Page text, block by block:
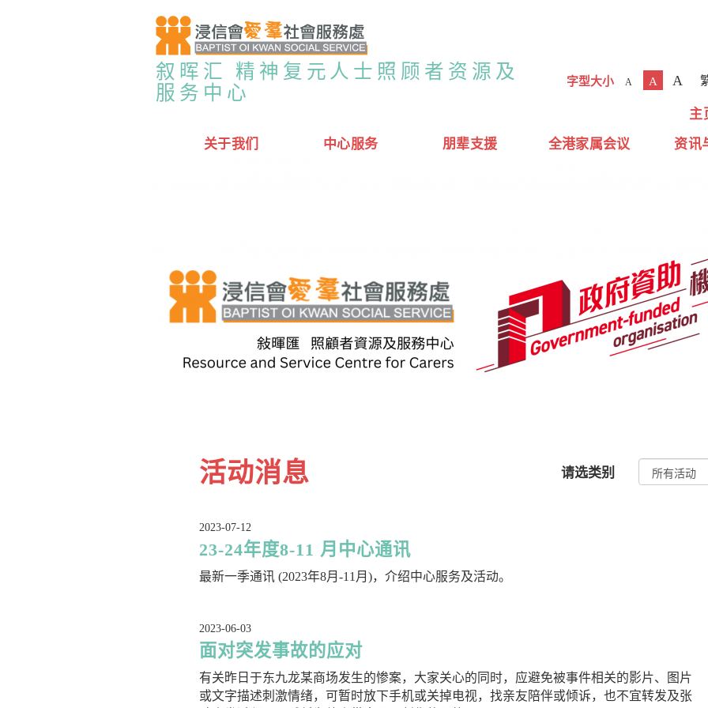
叙晖汇 精神复元人士照顾者资源及
服务中心
字型大小 A A A
主
关于我们 中心服务 朋辈支援 全港家属会议 资讯
活动消息 请选类别
2023-07-12
23-24年度8-11 月中心通讯
最新一季通讯 (2023年8月-11月)，介绍中心服务及活动。
2023-06-03
面对突发事故的应对
有关昨日于东九龙某商场发生的惨案，大家关心的同时，应避免被事件相关的影片、图片
或文字描述刺激情绪，可暂时放下手机或关掉电视，找亲友陪伴或倾诉，也不宜转发及张